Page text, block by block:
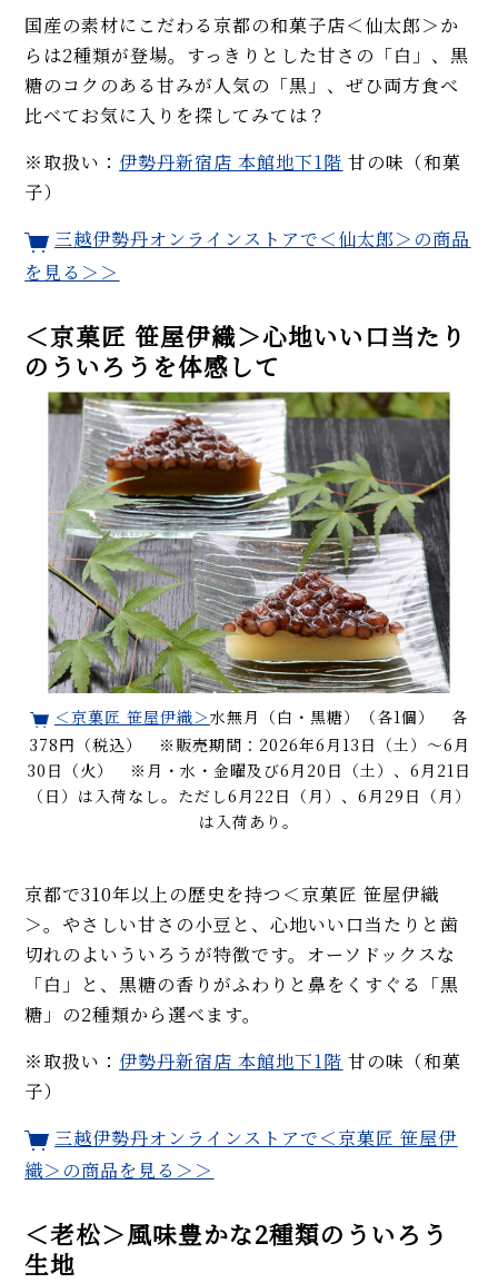
国産の素材にこだわる京都の和菓子店＜仙太郎＞か
らは2種類が登場。すっきりとした甘さの「白」、黒
糖のコクのある甘みが人気の「黒」、ぜひ両方食べ
比べてお気に入りを探してみては？
※取扱い： 伊勢丹新宿店 本館地下1階 甘の味（和菓
子）
三越伊勢丹オンラインストアで＜仙太郎＞の商品
を見る＞＞
＜京菓匠 笹屋伊織＞心地いい口当たり
のういろうを体感して
＜京菓匠 笹屋伊織＞水無月（白・黒糖）（各1個） 各
378円（税込） ※販売期間：2026年6月13日（土）〜6月
30日（火） ※月・水・金曜及び6月20日（土）、6月21日
（日）は入荷なし。ただし6月22日（月）、6月29日（月）
は入荷あり。
京都で310年以上の歴史を持つ＜京菓匠 笹屋伊織
＞。やさしい甘さの小豆と、心地いい口当たりと歯
切れのよいういろうが特徴です。オーソドックスな
「白」と、黒糖の香りがふわりと鼻をくすぐる「黒
糖」の2種類から選べます。
※取扱い： 伊勢丹新宿店 本館地下1階 甘の味（和菓
子）
三越伊勢丹オンラインストアで＜京菓匠 笹屋伊
織＞の商品を見る＞＞
＜老松＞風味豊かな2種類のういろう
生地